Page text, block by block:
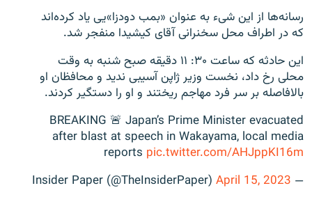
رسانه‌ها از این شی‌ء به عنوان «بمب دودزا»یی یاد کرده‌اند
که در اطراف محل سخنرانی آقای کیشیدا منفجر شد.
این حادثه که ساعت ۳۰: ۱۱ دقیقه صبح شنبه به وقت
محلی رخ داد، نخست وزیر ژاپن آسیبی ندید و محافظان او
بالافاصله بر سر فرد مهاجم ریختند و او را دستگیر کردند.
BREAKING 🚨 Japan’s Prime Minister evacuated
after blast at speech in Wakayama, local media
reports pic.twitter.com/AHJppKI16m
— Insider Paper (@TheInsiderPaper)
April 15, 2023